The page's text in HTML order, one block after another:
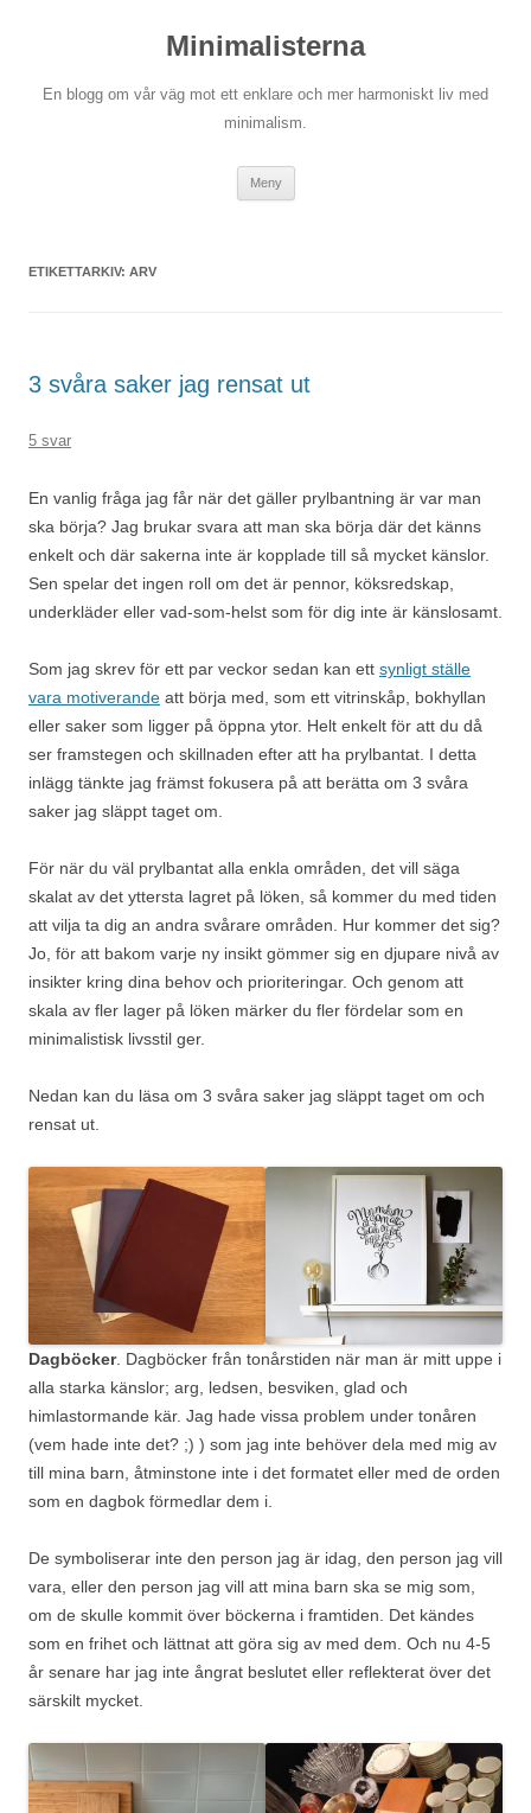
Minimalisterna
En blogg om vår väg mot ett enklare och mer harmoniskt liv med
minimalism.
Meny
ETIKETTARKIV: ARV
3 svåra saker jag rensat ut
5 svar
En vanlig fråga jag får när det gäller prylbantning är var man
ska börja? Jag brukar svara att man ska börja där det känns
enkelt och där sakerna inte är kopplade till så mycket känslor.
Sen spelar det ingen roll om det är pennor, köksredskap,
underkläder eller vad-som-helst som för dig inte är känslosamt.
Som jag skrev för ett par veckor sedan kan ett synligt ställe
vara motiverande att börja med, som ett vitrinskåp, bokhyllan
eller saker som ligger på öppna ytor. Helt enkelt för att du då
ser framstegen och skillnaden efter att ha prylbantat. I detta
inlägg tänkte jag främst fokusera på att berätta om 3 svåra
saker jag släppt taget om.
För när du väl prylbantat alla enkla områden, det vill säga
skalat av det yttersta lagret på löken, så kommer du med tiden
att vilja ta dig an andra svårare områden. Hur kommer det sig?
Jo, för att bakom varje ny insikt gömmer sig en djupare nivå av
insikter kring dina behov och prioriteringar. Och genom att
skala av fler lager på löken märker du fler fördelar som en
minimalistisk livsstil ger.
Nedan kan du läsa om 3 svåra saker jag släppt taget om och
rensat ut.
Dagböcker. Dagböcker från tonårstiden när man är mitt uppe i
alla starka känslor; arg, ledsen, besviken, glad och
himlastormande kär. Jag hade vissa problem under tonåren
(vem hade inte det? ;) ) som jag inte behöver dela med mig av
till mina barn, åtminstone inte i det formatet eller med de orden
som en dagbok förmedlar dem i.
De symboliserar inte den person jag är idag, den person jag vill
vara, eller den person jag vill att mina barn ska se mig som,
om de skulle kommit över böckerna i framtiden. Det kändes
som en frihet och lättnat att göra sig av med dem. Och nu 4-5
år senare har jag inte ångrat beslutet eller reflekterat över det
särskilt mycket.